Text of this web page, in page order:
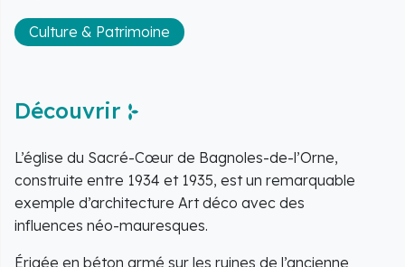
Culture & Patrimoine
Découvrir
L’église du Sacré-Cœur de Bagnoles-de-l’Orne,
construite entre 1934 et 1935, est un remarquable
exemple d’architecture Art déco avec des
influences néo-mauresques.
Érigée en béton armé sur les ruines de l’ancienne